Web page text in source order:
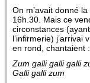
On m’avait donné
16h.30. Mais ce
circonstances
l’infirmerie)
en rond, chantaient :
Zum galli galli galli
Galli galli zum